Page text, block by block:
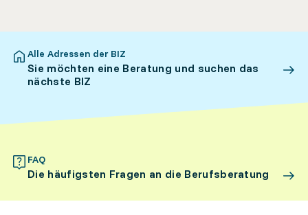
Alle Adressen der BIZ
Sie möchten eine Beratung und suchen das
nächste BIZ
FAQ
Die häufigsten Fragen an die Berufsberatung